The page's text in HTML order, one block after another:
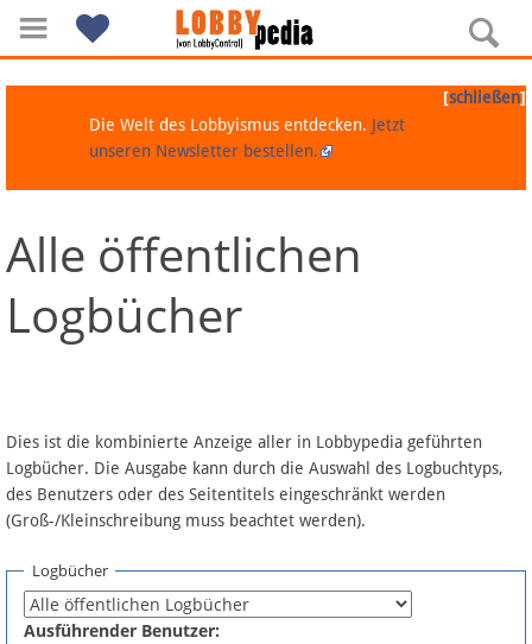
Navigation
Über Lobbypedia
Artikel nach Kategorien
FAQ
Fördermitglied werden
[schließen]
Die Welt des Lobbyismus entdecken. Jetzt
unseren Newsletter bestellen.
Alle öffentlichen
Logbücher
Dies ist die kombinierte Anzeige aller in Lobbypedia geführten
Logbücher. Die Ausgabe kann durch die Auswahl des Logbuchtyps,
des Benutzers oder des Seitentitels eingeschränkt werden
(Groß-/Kleinschreibung muss beachtet werden).
Logbücher
Ausführender Benutzer: